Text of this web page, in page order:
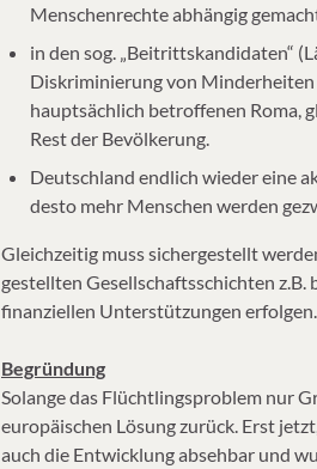
Menschenrechte abhängig
in den sog. „Beitrittskandidaten“
Diskriminierung von
hauptsächlich betroffenen Roma,
Rest der Bevölkerung.
Deutschland endlich wieder eine
desto mehr Menschen werden
Gleichzeitig muss sichergestellt
gestellten Gesellschaftsschichten
finanziellen Unterstützungen erfolgen.
Begründung
Solange das Flüchtlingsproblem nur
europäischen Lösung zurück. Erst
auch die Entwicklung absehbar und